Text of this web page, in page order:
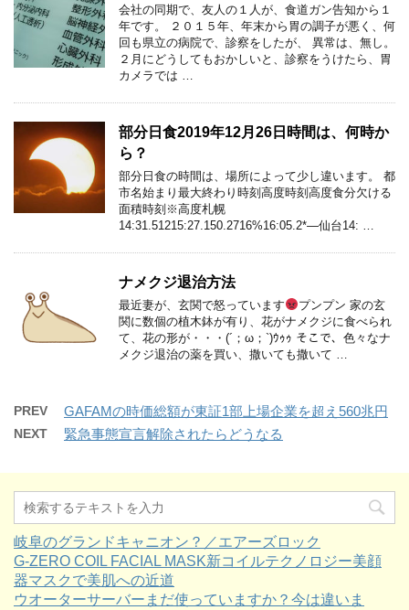
会社の同期で、友人の１人が、食道ガン告知から１
年です。 ２０１５年、年末から胃の調子が悪く、何
回も県立の病院で、診察をしたが、 異常は、無し。
２月にどうしてもおかしいと、診察をうけたら、胃
カメラでは …
部分日食2019年12月26日時間は、何時か
ら？
部分日食の時間は、場所によって少し違います。 都
市名始まり最大終わり時刻高度時刻高度食分欠ける
面積時刻※高度札幌
14:31.51215:27.150.2716%16:05.2*—仙台14: …
ナメクジ退治方法
最近妻が、玄関で怒っています
プンプン 家の玄
関に数個の植木鉢が有り、花がナメクジに食べられ
て、花の形が・・・(´；ω；`)ｳｩｩ そこで、色々なナ
メクジ退治の薬を買い、撒いても撒いて …
PREV GAFAMの時価総額が東証1部上場企業を超え560兆円
NEXT 緊急事態宣言解除されたらどうなる
岐阜のグランドキャニオン？／エアーズロック
G-ZERO COIL FACIAL MASK新コイルテクノロジー美顔
器マスクで美肌への近道
ウオーターサーバーまだ使っていますか？今は違いま